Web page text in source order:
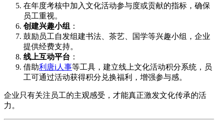
在年度考核中加入文化活动参与度或贡献的指标，确保
员工重视。
创建兴趣小组 ：
鼓励员工自发组建书法、茶艺、国学等兴趣小组，企业
提供经费支持。
线上互动平台 ：
借助利唐i人事等工具，建立线上文化活动积分系统，员
工可通过活动获得积分兑换福利，增强参与感。
企业只有关注员工的主观感受，才能真正激发文化传承的活
力。